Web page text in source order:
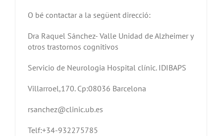
O bé contactar a la següent direcció:
Dra Raquel Sánchez- Valle Unidad de Alzheimer y
otros trastornos cognitivos
Servicio de Neurologia Hospital clínic. IDIBAPS
Villarroel,170. Cp:08036 Barcelona
rsanchez@clinic.ub.es
Telf:+34-932275785